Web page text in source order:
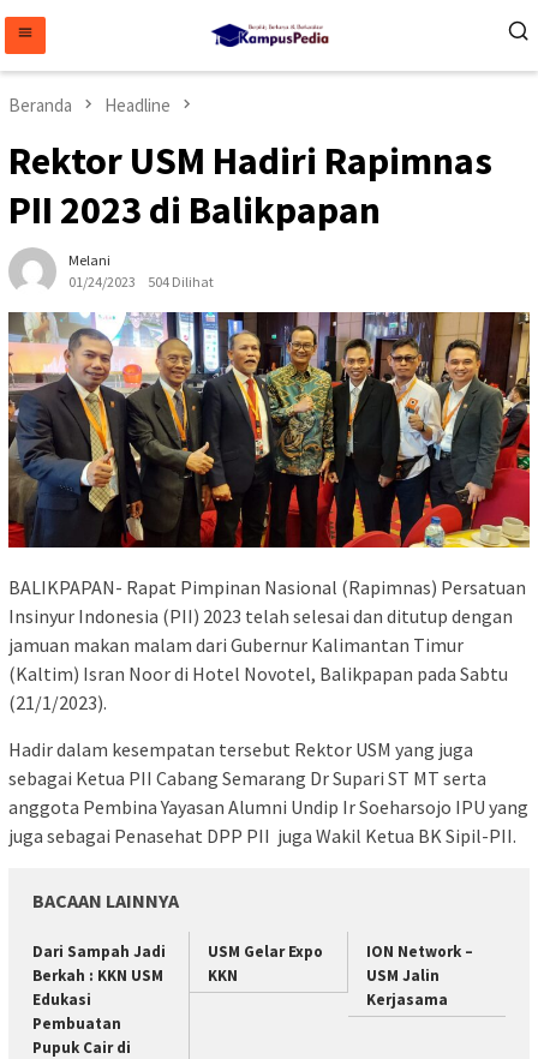
konten
Beranda Headline
Rektor USM Hadiri Rapimnas
PII 2023 di Balikpapan
Melani
01/24/2023
504 Dilihat
BALIKPAPAN- Rapat Pimpinan Nasional (Rapimnas) Persatuan
Insinyur Indonesia (PII) 2023 telah selesai dan ditutup dengan
jamuan makan malam dari Gubernur Kalimantan Timur
(Kaltim) Isran Noor di Hotel Novotel, Balikpapan pada Sabtu
(21/1/2023).
Hadir dalam kesempatan tersebut Rektor USM yang juga
sebagai Ketua PII Cabang Semarang Dr Supari ST MT serta
anggota Pembina Yayasan Alumni Undip Ir Soeharsojo IPU yang
juga sebagai Penasehat DPP PII juga Wakil Ketua BK Sipil-PII.
BACAAN LAINNYA
Dari Sampah Jadi
Berkah : KKN USM
Edukasi
Pembuatan
Pupuk Cair di
USM Gelar Expo
KKN
ION Network –
USM Jalin
Kerjasama